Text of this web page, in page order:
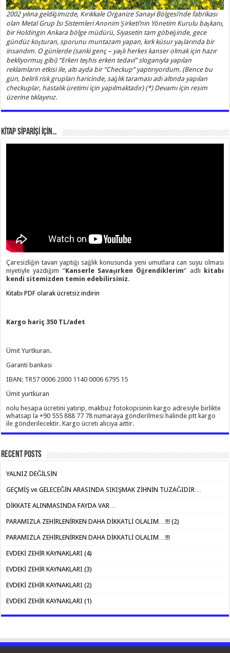
2002 yılına geldiğimizde, Kırıkkale Organize Sanayi Bölgesi’nde fabrikası
olan Metal Grup Isı Sistemleri Anonim Şirketi’nin Yönetim Kurulu başkanı,
bir Holdingin Ankara bölge müdürü, Siyasetin tam göbeğinde, gece
gündüz koşturan, sporunu muntazam yapan, kırk küsur yaşlarında bir
insandım. O günlerde (sanki genç – yaşlı herkes kanser olmak için hazır
bekliyormuş gibi) “Erken teşhis erken tedavi” sloganıyla yapılan
reklamların etkisi ile, altı ayda bir “Checkup” yaptırıyordum. (Bence bu
gün, belirli risk grupları haricinde, sağlık taraması adı altında yapılan
checkuplar, hastalık üretimi için yapılmaktadır) (*) Devamı için resim
üzerine tıklayınız.
KİTAP SİPARİŞİ İÇİN…
Çaresizliğin tavan yaptığı sağlık konusunda yeni umutlara can suyu olması
niyetiyle yazdığım “Kanserle Savaşırken Öğrendiklerim” adlı
kitabı
kendi sitemizden temin edebilirsiniz.
Kitabı PDF olarak ücretsiz indirin
Kargo hariç 350 TL/adet
Ümit Yurtkuran.
Garanti bankası
IBAN: TR57 0006 2000 1140 0006 6795 15
Ümit yurtkuran
nolu hesapa ücretini yatırıp, makbuz fotokopisinin kargo adresiyle birlikte
whatsap la +90 555 888 77 78 numaraya gönderilmesi halinde ptt kargo
ile gönderilecektir. Kargo ücreti alıcıya aittir.
Recent Posts
YALNIZ DEĞİLSİN
GEÇMİŞ ve GELECEĞİN ARASINDA SIKIŞMAK ZİHNİN TUZAĞIDIR…
DİKKATE ALINMASINDA FAYDA VAR…
PARAMIZLA ZEHİRLENİRKEN DAHA DİKKATLİ OLALIM…!!! (2)
PARAMIZLA ZEHİRLENİRKEN DAHA DİKKATLİ OLALIM…!!!
EVDEKİ ZEHİR KAYNAKLARI (4)
EVDEKİ ZEHİR KAYNAKLARI (3)
EVDEKİ ZEHİR KAYNAKLARI (2)
EVDEKİ ZEHİR KAYNAKLARI (1)